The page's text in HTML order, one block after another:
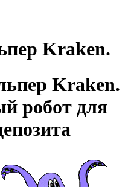
Kraken.
Kraken.
робот для